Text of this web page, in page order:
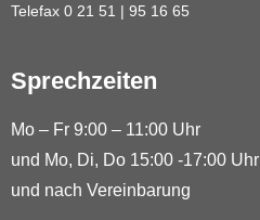
Telefax 0 21 51 | 95 16 65
Sprechzeiten
Mo – Fr 9:00 – 11:00 Uhr
und Mo, Di, Do 15:00 -17:00 Uhr
und nach Vereinbarung